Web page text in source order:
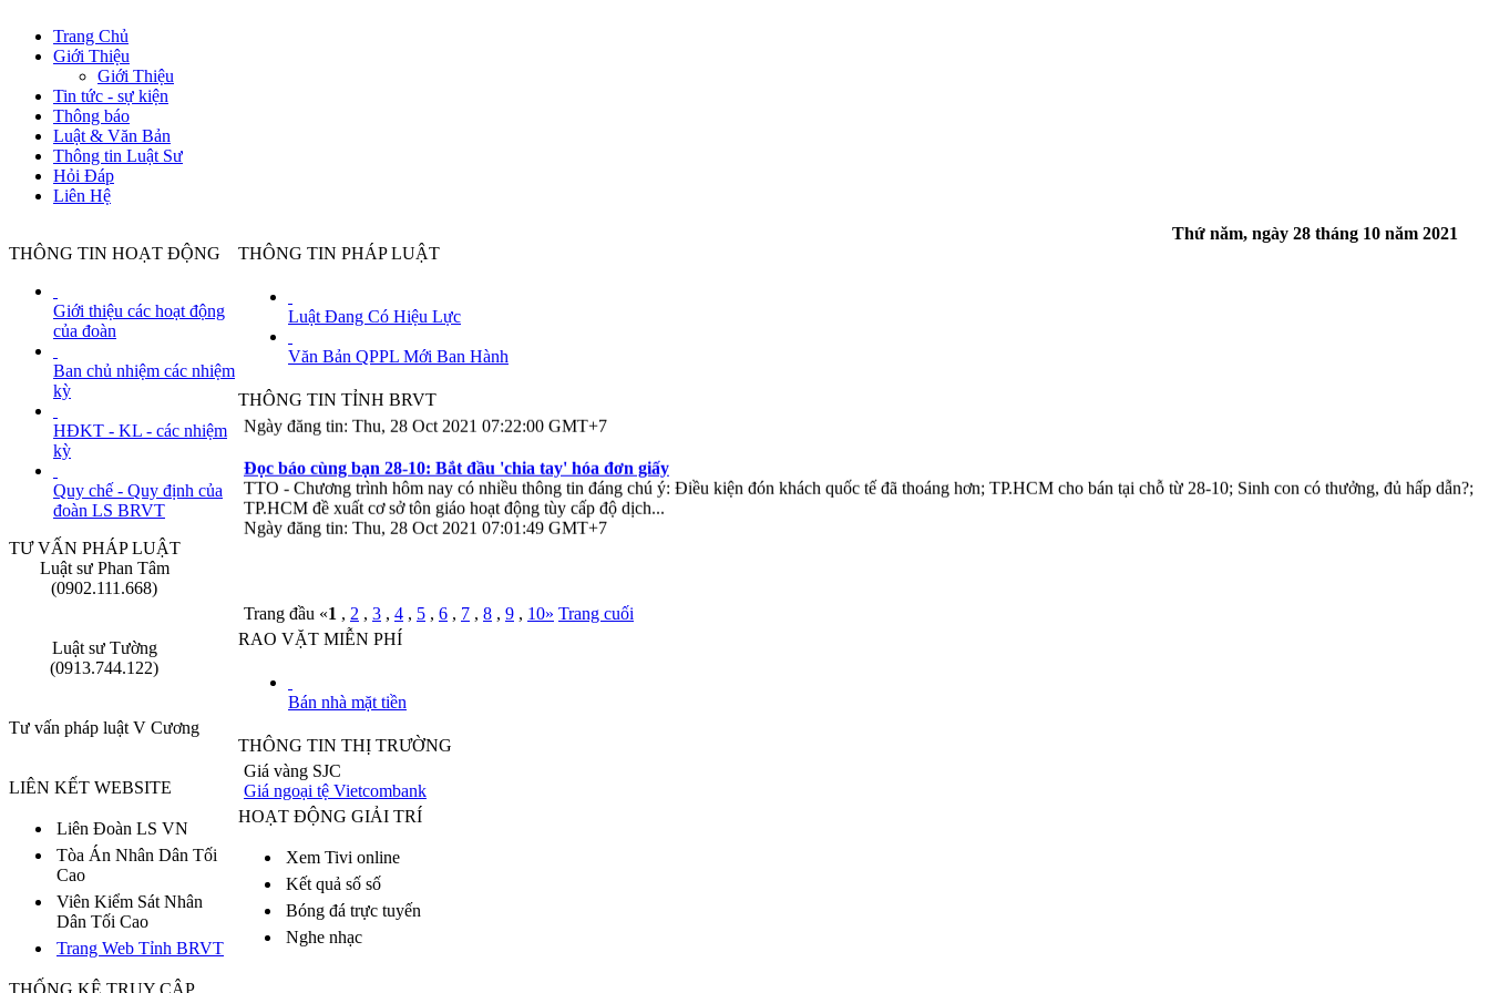
Trang Chủ
Giới Thiệu
Giới Thiệu
Tin tức - sự kiện
Thông báo
Luật & Văn Bản
Thông tin Luật Sư
Hỏi Đáp
Liên Hệ
Thứ năm, ngày 28 tháng 10 năm 2021
THÔNG TIN HOẠT ĐỘNG
Giới thiệu các hoạt động
của đoàn
Ban chủ nhiệm các nhiệm
kỳ
HĐKT - KL - các nhiệm
kỳ
Quy chế - Quy định của
đoàn LS BRVT
TƯ VẤN PHÁP LUẬT
Luật sư Phan Tâm
(0902.111.668)
Luật sư Tường
(0913.744.122)
Tư vấn pháp luật V Cương
LIÊN KẾT WEBSITE
Liên Đoàn LS VN
Tòa Án Nhân Dân Tối
Cao
Viên Kiểm Sát Nhân
Dân Tối Cao
Trang Web Tỉnh BRVT
THỐNG KÊ TRUY CẬP
THÔNG TIN PHÁP LUẬT
Luật Đang Có Hiệu Lực
Văn Bản QPPL Mới Ban Hành
THÔNG TIN TỈNH BRVT
Mỹ cảnh báo đại sứ quán ở Nga sẽ ngừng hoạt động
giao Mỹ.
Ngày đăng tin: Thu, 28 Oct 2021 07:24:54 GMT+7
Tin sáng 28-10: Hơn 6.000 người từ vùng dịch dương tính, gồm nhiều người đã tiêm
người và ghi nhận 6.222 người dương tính, trong đó nhiều người đã tiêm vắc xin.
Ngày đăng tin: Thu, 28 Oct 2021 07:22:00 GMT+7
Đọc báo cùng bạn 28-10: Bắt đầu 'chia tay' hóa đơn giấy
TTO - Chương trình hôm nay có nhiều thông tin đáng chú ý: Điều kiện đón khách quốc tế đã thoáng hơn; TP.HCM cho bán tại chỗ từ 28-10; Sinh con có thưởng, đủ hấp dẫn?;
TP.HCM đề xuất cơ sở tôn giáo hoạt động tùy cấp độ dịch...
Ngày đăng tin: Thu, 28 Oct 2021 07:01:49 GMT+7
Trang đầu «1 , 2 , 3 , 4 , 5 , 6 , 7 , 8 , 9 , 10» Trang cuối
RAO VẶT MIỄN PHÍ
Bán nhà mặt tiền
THÔNG TIN THỊ TRƯỜNG
Giá vàng SJC
Giá ngoại tệ Vietcombank
HOẠT ĐỘNG GIẢI TRÍ
Xem Tivi online
Kết quả số số
Bóng đá trực tuyến
Nghe nhạc